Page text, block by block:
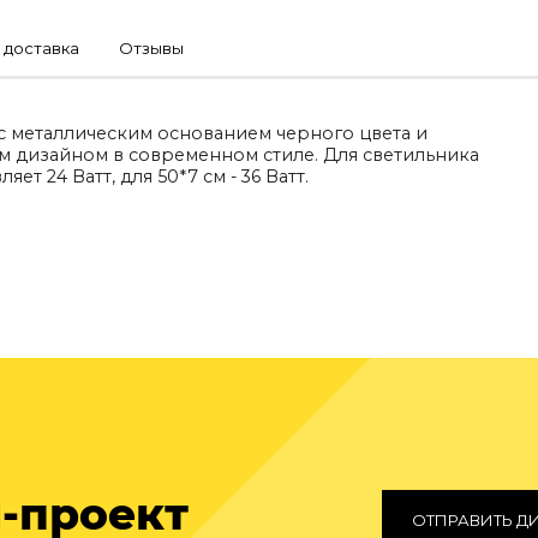
Отзывы
основанием черного цвета и
в современном стиле. Для светильника
24 Ватт, для 50*7 см - 36 Ватт.
проект
ОТПРАВИТЬ